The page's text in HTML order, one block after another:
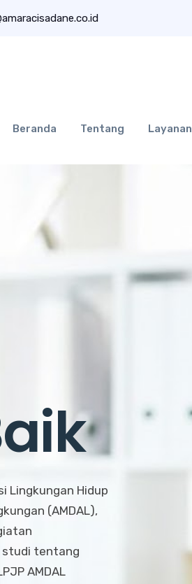
Beranda Tentang Layanan
Lingkungan Hidup
(AMDAL),
studi tentang
AMDAL